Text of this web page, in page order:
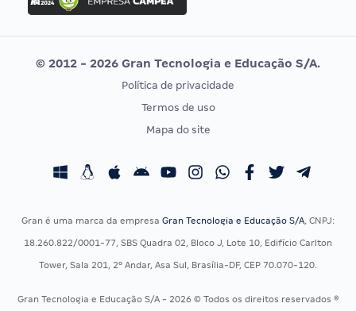
Concurso MPU
Editais publicados
Vunesp
CONCURSOS POR PROFISSÃO
Concursos Fiscais
Residência Multiprofissional
EXAME DE ORDEM
Calendário OAB
© 2012 - 2026 Gran Tecnologia e Educação S/A.
Política de privacidade
Termos de uso
Mapa do site
Gran é uma marca da empresa Gran Tecnologia e Educação S/A, CNPJ:
18.260.822/0001-77, SBS Quadra 02, Bloco J, Lote 10, Edifício Carlton
Tower, Sala 201, 2º Andar, Asa Sul, Brasília-DF, CEP 70.070-120.
Gran Tecnologia e Educação S/A - 2026 © Todos os direitos reservados ®